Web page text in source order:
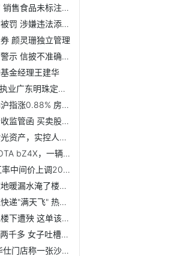
安永保健品上海违法被罚 销售食品未标注不适宜人群
深圳盒马福田第一分公司被罚 涉嫌违法添加非食品物质
颜灵珊独立管理
罗曼股份董秘刘锋被监管警示 信披不准确不完整
金经理王建华
中泰证券5保代收警示函 执业广东明珠定增未勤勉尽责
收评：三大指数缩量反弹沪指涨0.88% 房地产全天领涨
通宇通讯一实控人时桂清收监管函 买卖股票信披违规
健坤建议公开竞价出售紫光资产，实控人赵伟国独家回应：还有...
100%还原概念车的TOYOTA bZ4X，一辆搭载未来科技的量产电动车
12月21日人民币对美元汇率中间价上调204个基点
佳兆业水岸新都二期新家地暖漏水淹了楼下 开发商有无责任
长春一申通快递网点分拣快递"满天飞" 热搜视频惹争议
贵阳花果园小区楼上漏水楼下遭殃 这单该由谁来买？
58同城找人"通马桶"花费两千多 女子吐槽：够买新的了！
顾客推迟送货后 杭州芝华仕门店称一张沙发没货了